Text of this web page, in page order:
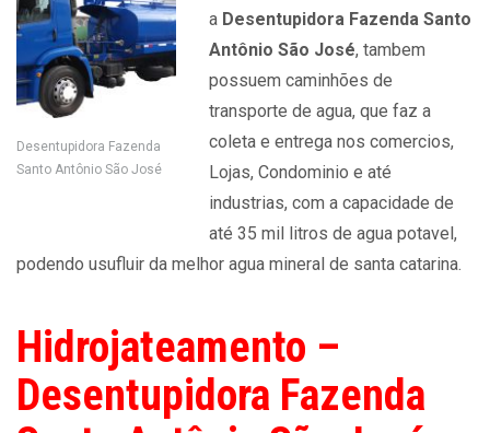
Desentupidora Fazenda
Santo Antônio São José
a Desentupidora Fazenda Santo
Antônio São José, tambem
possuem caminhões de
transporte de agua, que faz a
coleta e entrega nos comercios,
Lojas, Condominio e até
industrias, com a capacidade de
até 35 mil litros de agua potavel,
podendo usufluir da melhor agua mineral de santa catarina.
Hidrojateamento –
Desentupidora Fazenda